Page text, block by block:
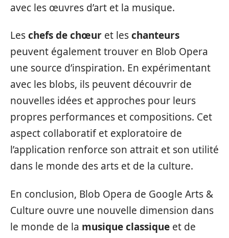
avec les œuvres d’art et la musique.
Leschefs de chœur et leschanteurs
peuvent également trouver en Blob Opera
une source d’inspiration. En expérimentant
avec les blobs, ils peuvent découvrir de
nouvelles idées et approches pour leurs
propres performances et compositions. Cet
aspect collaboratif et exploratoire de
l’application renforce son attrait et son utilité
dans le monde des arts et de la culture.
En conclusion, Blob Opera de Google Arts &
Culture ouvre une nouvelle dimension dans
le monde de la musique classique et de